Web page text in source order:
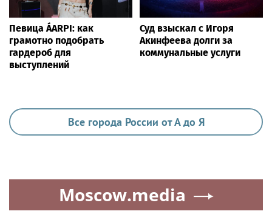
Певица ÁARPI: как
грамотно подобрать
гардероб для
выступлений
Суд взыскал с Игоря
Акинфеева долги за
коммунальные услуги
Все города России от А до Я
Moscow.media